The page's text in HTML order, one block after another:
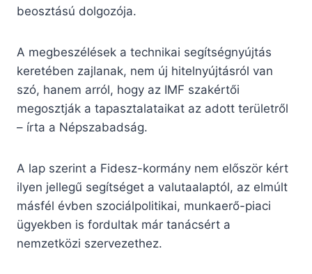
beosztású dolgozója.
A megbeszélések a technikai segítségnyújtás
keretében zajlanak, nem új hitelnyújtásról van
szó, hanem arról, hogy az IMF szakértői
megosztják a tapasztalataikat az adott területről
– írta a Népszabadság.
A lap szerint a Fidesz-kormány nem először kért
ilyen jellegű segítséget a valutaalaptól, az elmúlt
másfél évben szociálpolitikai, munkaerő-piaci
ügyekben is fordultak már tanácsért a
nemzetközi szervezethez.